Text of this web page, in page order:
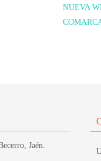
NUEVA
Jaén.